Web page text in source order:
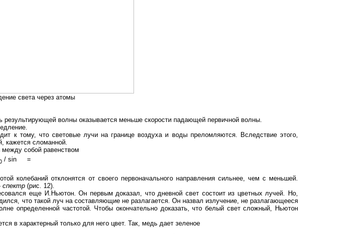
света через атомы
волны оказывается меньше скорости падающей первичной волны.
к тому, что световые лучи на границе воздуха и воды преломляются. Вследствие этого,
кажется сломанной.
между собой равенством
/ sin
=
колебаний отклонятся от своего первоначального направления сильнее, чем с меньшей.
спектр (рис. 12).
еще И.Ньютон. Он первым доказал, что дневной свет состоит из цветных лучей. Но,
что такой луч на составляющие не разлагается. Он назвал излучение, не разлагающееся
определенной частотой. Чтобы окончательно доказать, что белый свет сложный, Ньютон
в характерный только для него цвет. Так, медь дает зеленое